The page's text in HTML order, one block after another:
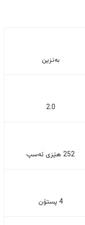
بەنزین
2.0
252 هێزی ئەسپ
4 پستۆن